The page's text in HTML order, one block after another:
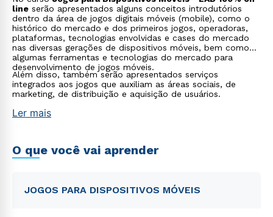
line serão apresentados alguns conceitos introdutórios
dentro da área de jogos digitais móveis (mobile), como o
histórico do mercado e dos primeiros jogos, operadoras,
plataformas, tecnologias envolvidas e cases do mercado
nas diversas gerações de dispositivos móveis, bem como
algumas ferramentas e tecnologias do mercado para
desenvolvimento de jogos móveis.
Além disso, também serão apresentados serviços
integrados aos jogos que auxiliam as áreas sociais, de
marketing, de distribuição e aquisição de usuários.
Ler mais
O que você vai aprender
JOGOS PARA DISPOSITIVOS MÓVEIS